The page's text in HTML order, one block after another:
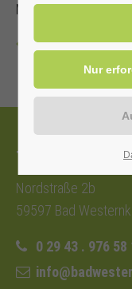
Mit gültiger Kur-/
Zurück
Tourist-
Nordstraße 2b
59597 Bad
0 29 43 . 976 58